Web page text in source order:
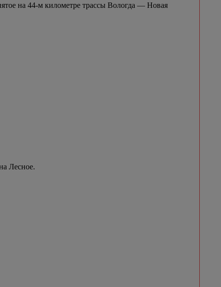
на 44-м километре трассы Вологда — Новая
Лесное.